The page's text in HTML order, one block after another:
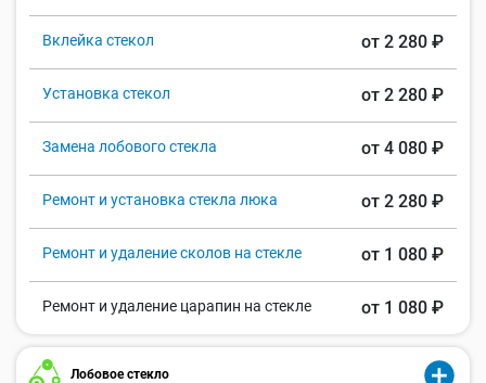
Вклейка стекол от 2 280 ₽
Установка стекол от 2 280 ₽
Замена лобового стекла от 4 080 ₽
Ремонт и установка стекла люка от 2 280 ₽
Ремонт и удаление сколов на стекле от 1 080 ₽
Ремонт и удаление царапин на стекле от 1 080 ₽
Лобовое стекло